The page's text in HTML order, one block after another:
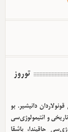
توروز
دانیشیر. بو
و ائتیمولوژی‌سی
حاقیندا، باشقا